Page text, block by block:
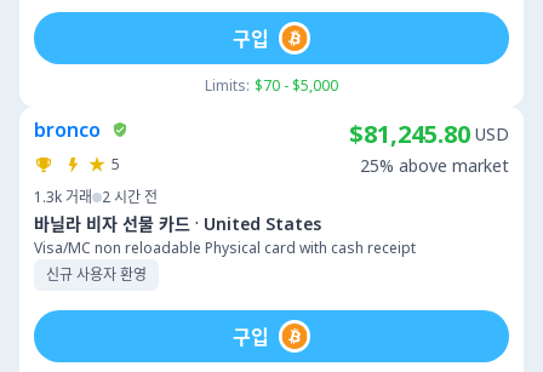
Limits: $70 - $5,000
구입
bronco
5
1.3k 거래 2 시간 전
바닐라 비자 선물 카드 · United States
Visa/MC non reloadable Physical card with cash receipt
신규 사용자 환영
$81,245.80 USD
25% above market
구입